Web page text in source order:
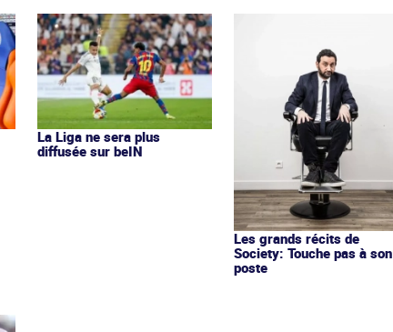
La Liga ne sera plus
diffusée sur beIN
Les grands récits de
Society: Touche pas à son
poste